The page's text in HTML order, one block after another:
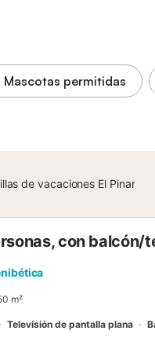
Mascotas permitidas
de vacaciones El Pinar
con balcón/
m²
Televisión de pantalla plana